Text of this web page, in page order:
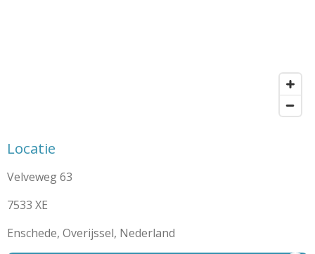
Locatie
Velveweg 63
7533 XE
Enschede, Overijssel, Nederland